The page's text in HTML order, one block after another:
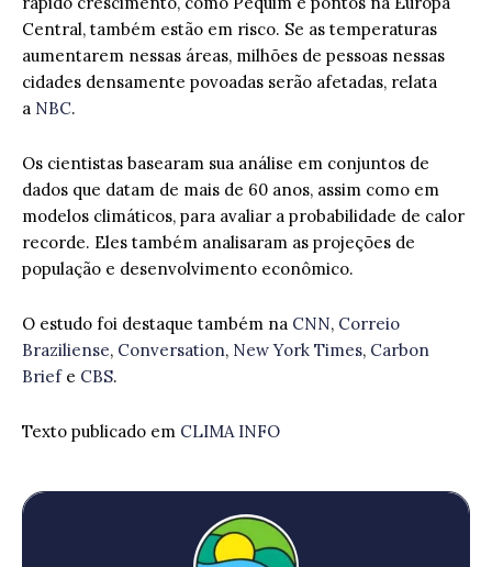
Central, também estão em risco. Se as temperaturas
aumentarem nessas áreas, milhões de pessoas nessas
cidades densamente povoadas serão afetadas, relata
a NBC.
Os cientistas basearam sua análise em conjuntos de
dados que datam de mais de 60 anos, assim como em
modelos climáticos, para avaliar a probabilidade de calor
recorde. Eles também analisaram as projeções de
população e desenvolvimento econômico.
O estudo foi destaque também na CNN, Correio
Braziliense, Conversation, New York Times, Carbon
Briefe CBS.
Texto publicado em CLIMA INFO